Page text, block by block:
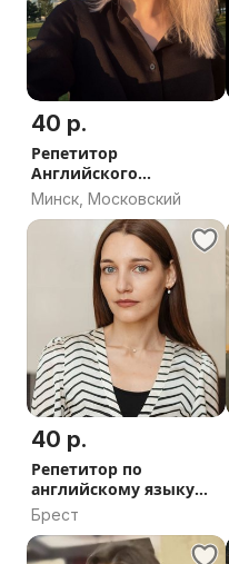
40 р.
Репетитор
Английского
Михалово
Минск, Московский
40 р.
Репетитор по
английскому языку
(ЦЭ/ЦТ)
Брест